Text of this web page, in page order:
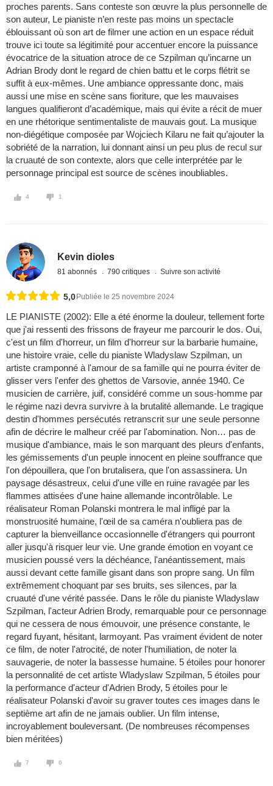
proches parents. Sans conteste son œuvre la plus personnelle de
son auteur, Le pianiste n’en reste pas moins un spectacle
éblouissant où son art de filmer une action en un espace réduit
trouve ici toute sa légitimité pour accentuer encore la puissance
évocatrice de la situation atroce de ce Szpilman qu’incarne un
Adrian Brody dont le regard de chien battu et le corps flétrit se
suffit à eux-mêmes. Une ambiance oppressante donc, mais
aussi une mise en scène sans fioriture, que les mauvaises
langues qualifieront d’académique, mais qui évite a récit de muer
en une rhétorique sentimentaliste de mauvais gout. La musique
non-diégétique composée par Wojciech Kilaru ne fait qu’ajouter la
sobriété de la narration, lui donnant ainsi un peu plus de recul sur
la cruauté de son contexte, alors que celle interprétée par le
personnage principal est source de scènes inoubliables.
4 1
Kevin dioles
81 abonnés 790 critiques Suivre son activité
5,0 Publiée le 25 novembre 2024
LE PIANISTE (2002): Elle a été énorme la douleur, tellement forte
que j'ai ressenti des frissons de frayeur me parcourir le dos. Oui,
c'est un film d'horreur, un film d'horreur sur la barbarie humaine,
une histoire vraie, celle du pianiste Wladyslaw Szpilman, un
artiste cramponné à l'amour de sa famille qui ne pourra éviter de
glisser vers l'enfer des ghettos de Varsovie, année 1940. Ce
musicien de carrière, juif, considéré comme un sous-homme par
le régime nazi devra survivre à la brutalité allemande. Le tragique
destin d'hommes persécutés retranscrit sur une seule personne
afin de décrire le malheur créé par l'abomination. Non… pas de
musique d'ambiance, mais le son marquant des pleurs d'enfants,
les gémissements d'un peuple innocent en pleine souffrance que
l'on dépouillera, que l'on brutalisera, que l'on assassinera. Un
paysage désastreux, celui d'une ville en ruine ravagée par les
flammes attisées d'une haine allemande incontrôlable. Le
réalisateur Roman Polanski montrera le mal infligé par la
monstruosité humaine, l'œil de sa caméra n'oubliera pas de
capturer la bienveillance occasionnelle d'étrangers qui pourront
aller jusqu'à risquer leur vie. Une grande émotion en voyant ce
musicien poussé vers la déchéance, l'anéantissement, mais
aussi devant cette famille gisant dans son propre sang. Un film
extrêmement choquant par ses bruits, ses silences, par la
cruauté d'une vérité passée. Dans le rôle du pianiste Wladyslaw
Szpilman, l'acteur Adrien Brody, remarquable pour ce personnage
qui ne cessera de nous émouvoir, une présence constante, le
regard fuyant, hésitant, larmoyant. Pas vraiment évident de noter
ce film, de noter l'atrocité, de noter l'humiliation, de noter la
sauvagerie, de noter la bassesse humaine. 5 étoiles pour honorer
la personnalité de cet artiste Wladyslaw Szpilman, 5 étoiles pour
la performance d'acteur d'Adrien Brody, 5 étoiles pour le
réalisateur Polanski d'avoir su graver toutes ces images dans le
septième art afin de ne jamais oublier. Un film intense,
incroyablement bouleversant. (De nombreuses récompenses
bien méritées)
7 0